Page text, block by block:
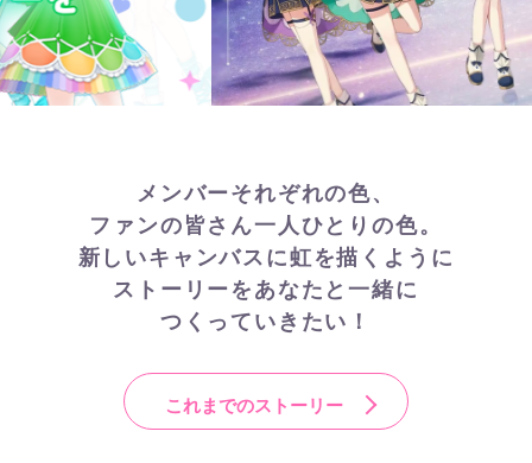
メンバーそれぞれの色、
ファンの皆さん一人ひとりの色。
新しいキャンバスに虹を描くように
ストーリーをあなたと一緒に
つくっていきたい！
これまでのストーリー